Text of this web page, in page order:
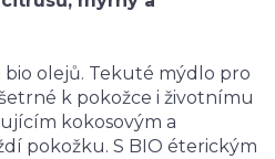
olejů. Tekuté mýdlo pro
k pokožce i životnímu
kokosovým a
pokožku. S BIO éterickým